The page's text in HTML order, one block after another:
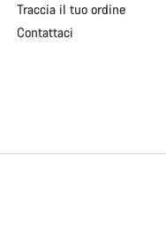
Traccia il tuo ordine
Contattaci